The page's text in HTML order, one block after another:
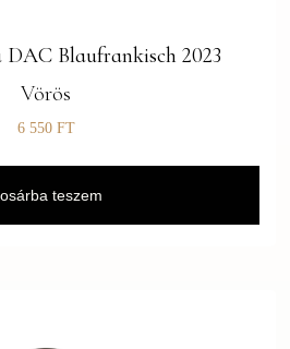
DAC Blaufrankisch 2023
Vörös
6 550 FT
teszem